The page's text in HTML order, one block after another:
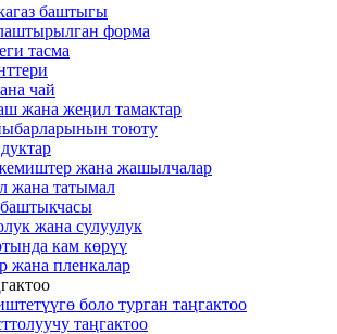
баштыгы
форма
тасма
чай
жана жеңил тамактар
тоюту
жана жашылчалар
жана татымал
жана сулуулук
кам көрүү
жана пленкалар
боло турган таңгактоо
таңгактоо